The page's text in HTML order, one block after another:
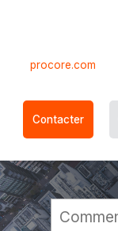
procore.com
Contacter